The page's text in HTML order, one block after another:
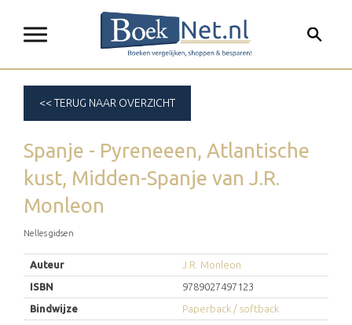
<< TERUG NAAR OVERZICHT
Spanje - Pyreneeen, Atlantische
kust, Midden-Spanje van J.R.
Monleon
Nelles gidsen
Auteur
J.R. Monleon
ISBN
9789027497123
Bindwijze
Paperback / softback